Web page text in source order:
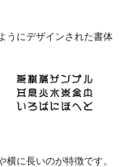
うにデザインされた書体
に長いのが特徴です。